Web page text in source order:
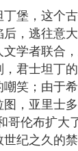
堡，这个古
，逃往意
学者联合
君士坦丁
笑；由于
，亚里士
哥伦布扩大
纪之久的